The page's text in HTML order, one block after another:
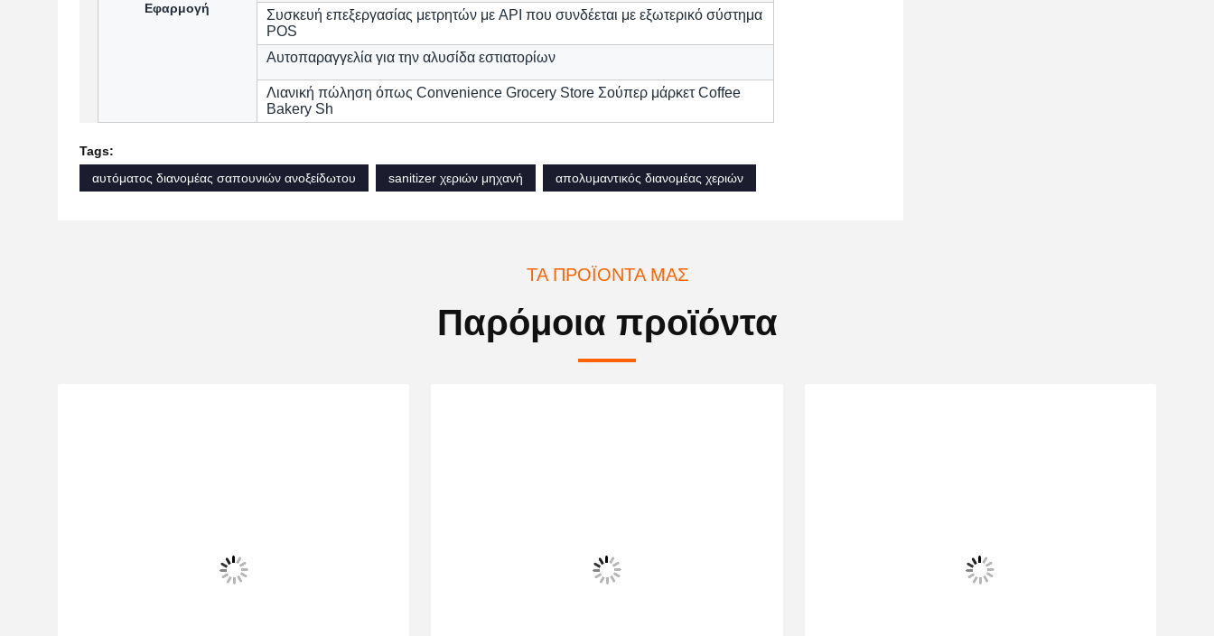
Εφαρμογή
Συσκευή επεξεργασίας μετρητών με API που συνδέεται με εξωτερικό σύστημα
POS
Αυτοπαραγγελία για την αλυσίδα εστιατορίων
Λιανική πώληση όπως Convenience Grocery Store Σούπερ μάρκετ Coffee
Bakery Sh
Tags:
αυτόματος διανομέας σαπουνιών ανοξείδωτου
sanitizer χεριών μηχανή απολυμαντικός διανομέας χεριών
ΤΑ ΠΡΟΪΌΝΤΑ ΜΑΣ
Παρόμοια προϊόντα